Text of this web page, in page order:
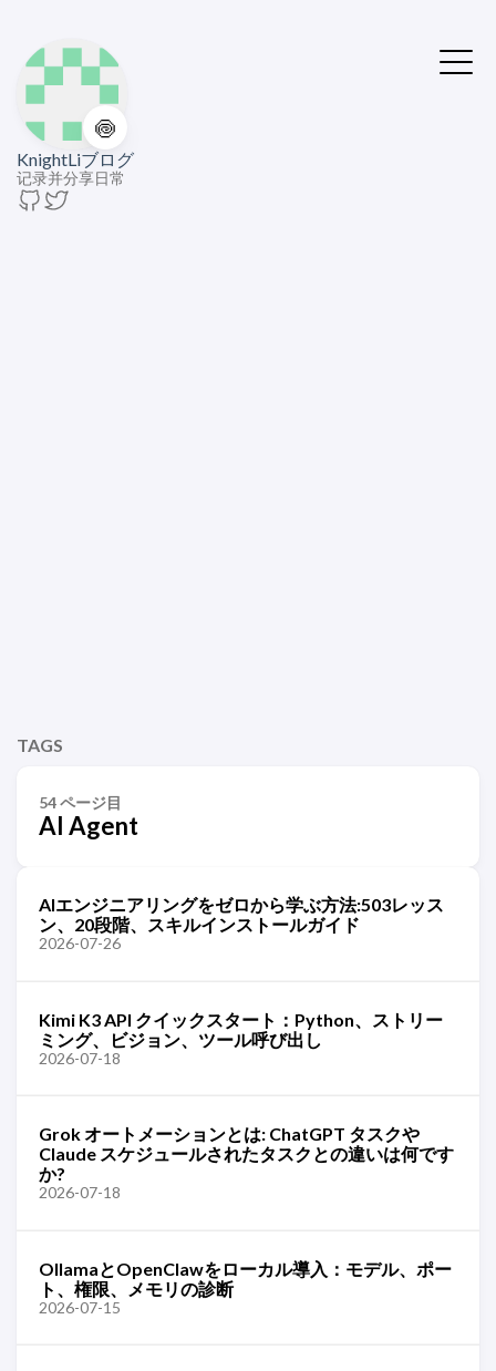
🍥
KnightLiブログ
记录并分享日常
TAGS
54 ページ目
AI Agent
AIエンジニアリングをゼロから学ぶ方法:503レッス
ン、20段階、スキルインストールガイド
2026-07-26
Kimi K3 API クイックスタート：Python、ストリー
ミング、ビジョン、ツール呼び出し
2026-07-18
Grok オートメーションとは: ChatGPT タスクや
Claude スケジュールされたタスクとの違いは何です
か?
2026-07-18
OllamaとOpenClawをローカル導入：モデル、ポー
ト、権限、メモリの診断
2026-07-15